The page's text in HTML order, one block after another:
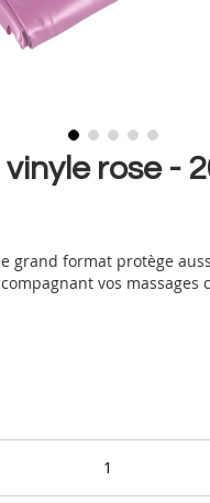
vinyle rose -
grand format protège
vos massages